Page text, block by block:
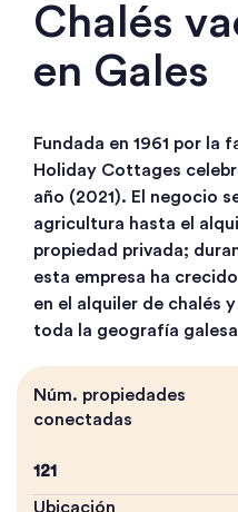
Chalés
en Gales
Fundada en 1961 por la
Holiday Cottages
año (2021). El negocio
agricultura hasta el
propiedad privada;
esta empresa ha
en el alquiler de chalés
toda la geografía
Núm. propiedades
conectadas
121
Ubicación